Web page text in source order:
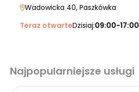
Wadowicka 40, Paszkówka
Teraz otwarteDzisiaj:09:00-17:00
Najpopularniejsze usługi